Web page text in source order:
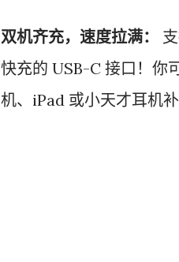
双机齐充，速度拉满：
快充的 USB-C 接口！你
机、iPad 或小天才耳机补